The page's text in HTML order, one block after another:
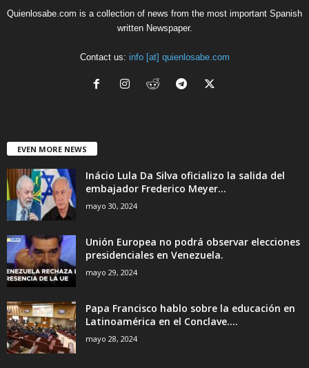
Quienlosabe.com is a collection of news from the most important Spanish
written Newspaper.
Contact us: info [at] quienlosabe.com
EVEN MORE NEWS
Inácio Lula Da Silva oficializo la salida del
embajador Frederico Meyer...
mayo 30, 2024
Unión Europea no podrá observar elecciones
presidenciales en Venezuela.
mayo 29, 2024
Papa Francisco hablo sobre la educación en
Latinoamérica en el Conclave....
mayo 28, 2024